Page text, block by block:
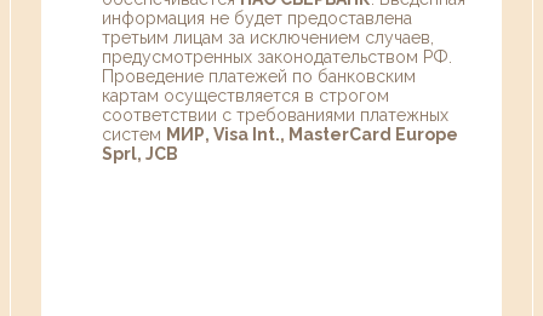
информация не будет предоставлена
третьим лицам за исключением случаев,
предусмотренных законодательством РФ.
Проведение платежей по банковским
картам осуществляется в строгом
соответствии с требованиями платежных
систем МИР, Visa Int., MasterCard Europe
Sprl, JCB